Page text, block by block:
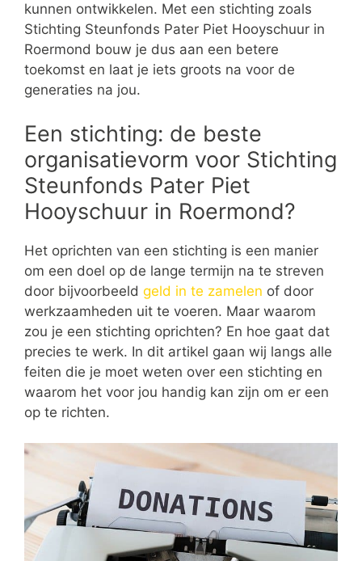
kunnen ontwikkelen. Met een stichting zoals
Stichting Steunfonds Pater Piet Hooyschuur in
Roermond bouw je dus aan een betere
toekomst en laat je iets groots na voor de
generaties na jou.
Een stichting: de beste
organisatievorm voor Stichting
Steunfonds Pater Piet
Hooyschuur in Roermond?
Het oprichten van een stichting is een manier
om een doel op de lange termijn na te streven
door bijvoorbeeld geld in te zamelen of door
werkzaamheden uit te voeren. Maar waarom
zou je een stichting oprichten? En hoe gaat dat
precies te werk. In dit artikel gaan wij langs alle
feiten die je moet weten over een stichting en
waarom het voor jou handig kan zijn om er een
op te richten.